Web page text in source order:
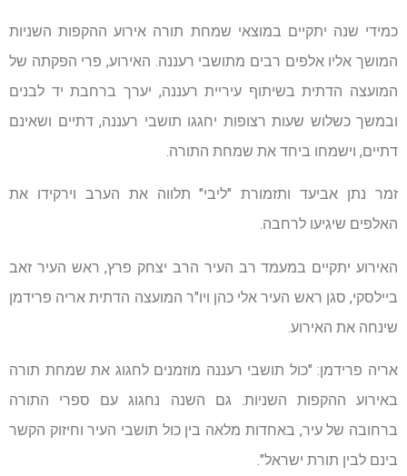
כמידי שנה יתקיים במוצאי שמחת תורה אירוע ההקפות השניות
המושך אליו אלפים רבים מתושבי רעננה. האירוע, פרי הפקתה של
המועצה הדתית בשיתוף עיריית רעננה, יערך ברחבת יד לבנים
ובמשך כשלוש שעות רצופות יחגגו תושבי רעננה, דתיים ושאינם
דתיים, וישמחו ביחד את שמחת התורה.
זמר נתן אביעד ותזמורת "ליבי" תלווה את הערב וירקידו את
האלפים שיגיעו לרחבה.
האירוע יתקיים במעמד רב העיר הרב יצחק פרץ, ראש העיר זאב
ביילסקי, סגן ראש העיר אלי כהן ויו"ר המועצה הדתית אריה פרידמן
שינחה את האירוע.
אריה פרידמן: "כול תושבי רעננה מוזמנים לחגוג את שמחת תורה
באירוע ההקפות השניות. גם השנה נחגוג עם ספרי התורה
ברחובה של עיר, באחדות מלאה בין כול תושבי העיר וחיזוק הקשר
בינם לבין תורת ישראל".